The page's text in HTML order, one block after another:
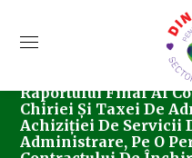
Consiliul
Nr. 136/26.09.2024
Raportului Final Al
Chiriei Și Taxei De
Achiziției De Servicii
Administrare, Pe O